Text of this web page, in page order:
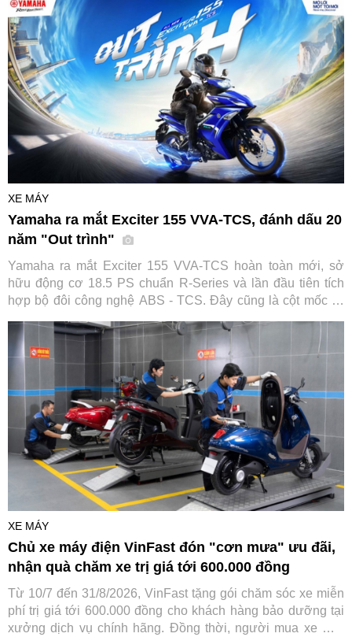
Amio S2 được kỳ vọng trở thành lựa chọn đáng cân nhắc
cho các gia đình khi tìm phương tiện đến trường cho con
em.
XE MÁY
Yamaha ra mắt Exciter 155 VVA-TCS, đánh dấu 20
năm "Out trình"
Yamaha ra mắt Exciter 155 VVA-TCS hoàn toàn mới, sở
hữu động cơ 18.5 PS chuẩn R-Series và lần đầu tiên tích
hợp bộ đôi công nghệ ABS - TCS. Đây cũng là cột mốc kỷ
này.
XE MÁY
Chủ xe máy điện VinFast đón "cơn mưa" ưu đãi,
nhận quà chăm xe trị giá tới 600.000 đồng
Từ 10/7 đến 31/8/2026, VinFast tặng gói chăm sóc xe miễn
phí trị giá tới 600.000 đồng cho khách hàng bảo dưỡng tại
xưởng dịch vụ chính hãng. Đồng thời, người mua xe mới